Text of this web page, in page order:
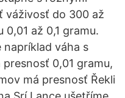
váživosť do 300 až
až 0,1 gramu.
váha s
0,01 gramu,
má presnosť Řekli